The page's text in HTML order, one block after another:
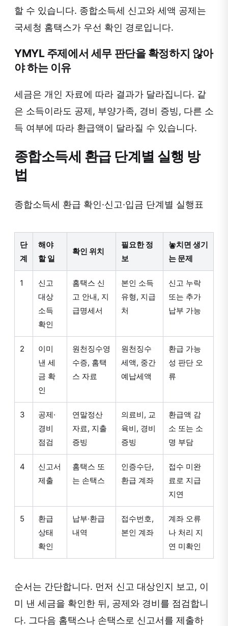
할 수 있습니다. 종합소득세 신고와 세액 공제는
국세청 홈택스가 우선 확인 경로입니다.
YMYL 주제에서 세무 판단을 확정하지 않아
야 하는 이유
세금은 개인 자료에 따라 결과가 달라집니다. 같
은 소득이라도 공제, 부양가족, 경비 증빙, 다른 소
득 여부에 따라 환급액이 달라질 수 있습니다.
종합소득세 환급 단계별 실행 방
법
종합소득세 환급 확인·신고·입금 단계별 실행표
단
계
해야
할 일
확인 위치
필요한 정
보
놓치면 생기
는 문제
1
신고
대상
소득
확인
홈택스 신
고 안내, 지
급명세서
본인 소득
유형, 지급
처
신고 누락
또는 추가
납부 가능
2
이미
낸 세
금 확
인
원천징수영
수증, 홈택
스 자료
원천징수
세액, 중간
예납세액
환급 가능
성 판단 오
류
3
공제·
경비
점검
연말정산
자료, 지출
증빙
의료비, 교
육비, 경비
증빙
환급액 감
소 또는 소
명 부담
4
신고서
제출
홈택스 또
는 손택스
인증수단,
환급 계좌
접수 미완
료로 지급
지연
5
환급
상태
확인
납부·환급
내역
접수번호,
본인 계좌
계좌 오류
나 처리 지
연 미확인
순서는 간단합니다. 먼저 신고 대상인지 보고, 이
미 낸 세금을 확인한 뒤, 공제와 경비를 점검합니
다. 그다음 홈택스나 손택스로 신고서를 제출하